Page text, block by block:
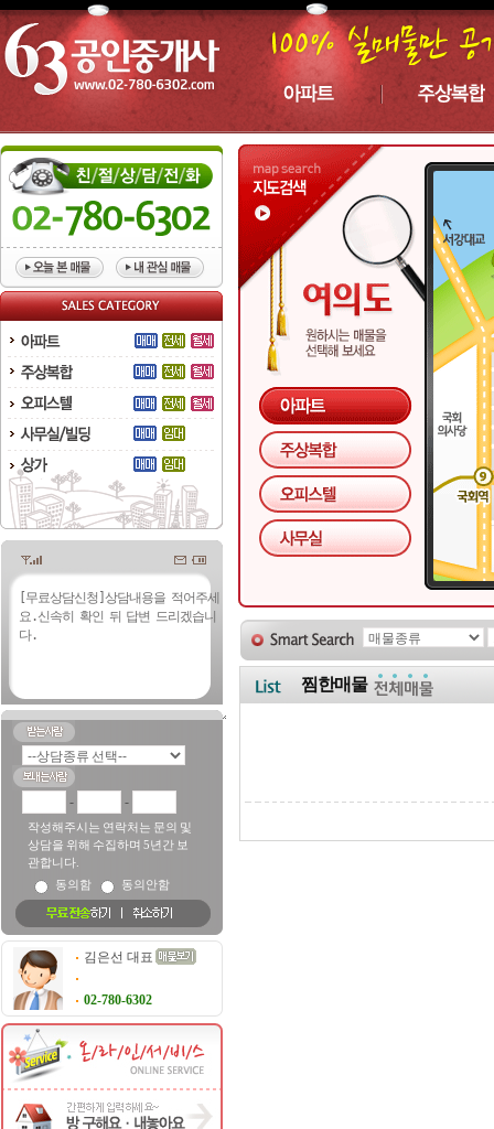
- -
작성해주시는 연락처는 문의 및
상담을 위해 수집하며 5년간 보
관합니다.
동의함
동의안함
김은선 대표
02-780-6302
찜한매물